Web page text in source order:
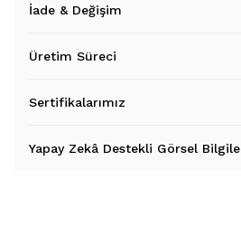
İade & Değişim
Üretim Süreci
Sertifikalarımız
Yapay Zekâ Destekli Görsel